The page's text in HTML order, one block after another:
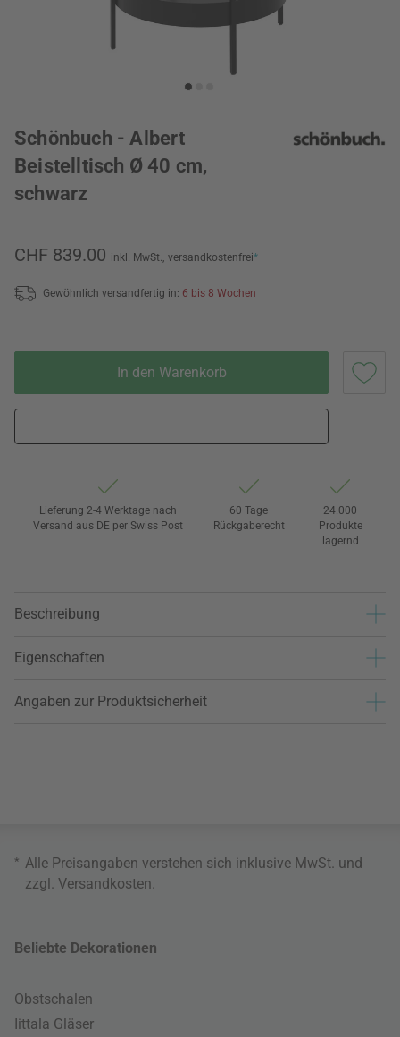
Schönbuch - Albert
Beistelltisch Ø 40 cm,
schwarz
CHF 839.00 inkl. MwSt., versandkostenfrei*
Gewöhnlich versandfertig in: 6 bis 8 Wochen
In den Warenkorb
Lieferung 2-4 Werktage nach
Versand aus DE per Swiss Post
60 Tage
Rückgaberecht
24.000
Produkte
lagernd
Beschreibung
Eigenschaften
Angaben zur Produktsicherheit
* Alle Preisangaben verstehen sich inklusive MwSt. und
zzgl. Versandkosten
Beliebte Dekorationen
Obstschalen
Iittala Gläser